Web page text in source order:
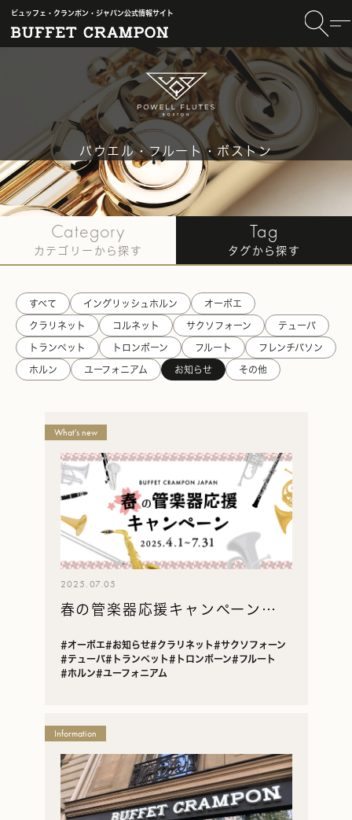
ビュッフェ・クランポン・ジャパン公式情報サイト
パウエル・フルート・ボストン
TOP 〈Powell Flutes Boston〉 #お知らせ記事一覧
Category
カテゴリーから探す
Tag
タグから探す
すべて イングリッシュホルン オーボエ
クラリネット コルネット サクソフォーン テューバ
トランペット トロンボーン フルート フレンチバソン
ホルン ユーフォニアム お知らせ その他
Flutes
Boston
ル・
ト・
覧
What's new
2025.07.05
春の管楽器応援キャンペーン
#オーボエ#お知らせ#クラリネット#サクソフォーン
#テューバ#トランペット#トロンボーン#フルート
#ホルン#ユーフォニアム
Information